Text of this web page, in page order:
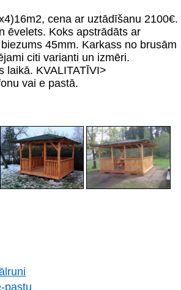
cena ar uztādīšanu 2100€.
ēvelets. Koks apstrādāts ar
45mm. Karkass no brusām
citi varianti un izmēri.
laikā. KVALITATĪVI>
vai e pastā.
pastu